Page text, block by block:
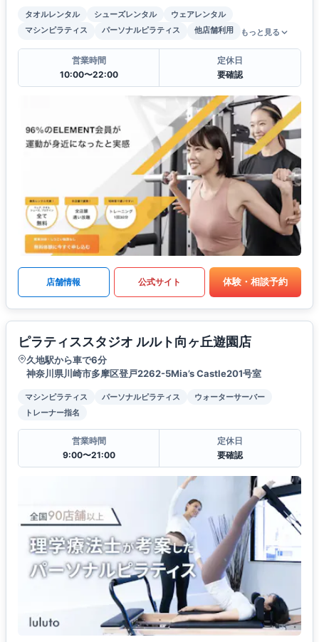
タオルレンタル シューズレンタル
ウェアレンタル
マシンピラティス
パーソナルピラティス 他店舗利用 もっと見る
営業時間
10:00〜22:00
定休日
要確認
店舗情報 公式サイト 体験・相談予約
ピラティススタジオ ルルト向ヶ丘遊園店
久地駅から車で6分
神奈川県川崎市多摩区登戸2262-5Mia’s Castle201号室
マシンピラティス パーソナルピラティス
ウォーターサーバー
トレーナー指名
営業時間
9:00〜21:00
定休日
要確認